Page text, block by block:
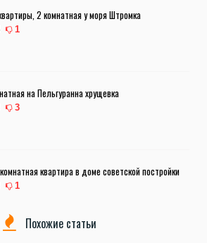
2 комнатная у моря Штромка
1
на Пельгуранна хрущевка
3
квартира в доме советской постройки
1
Похожие статьи